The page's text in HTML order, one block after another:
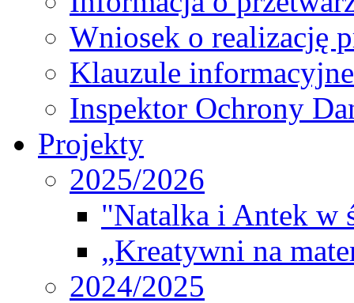
Wniosek o realizację
Klauzule informacyjne
Inspektor Ochrony
Projekty
2025/2026
"Natalka i Antek w
„Kreatywni na
2024/2025